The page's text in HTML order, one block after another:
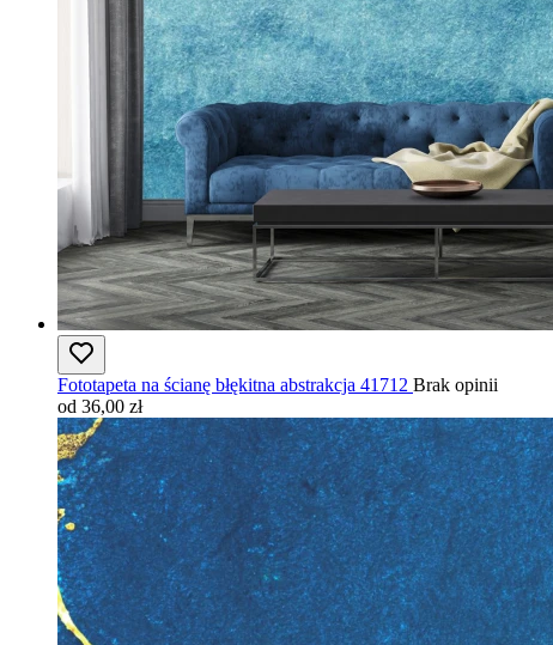
Fototapeta na ścianę błękitna abstrakcja 41712 Brak opinii
od 36,00 zł